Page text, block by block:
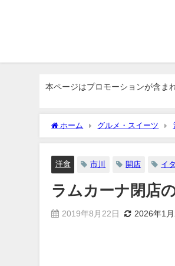
本ページはプロモーションが含ま
ホーム グルメ・スイーツ
洋食 市川 開店 イ
ラムカーナ閉店
2019年8月22日 2026年1